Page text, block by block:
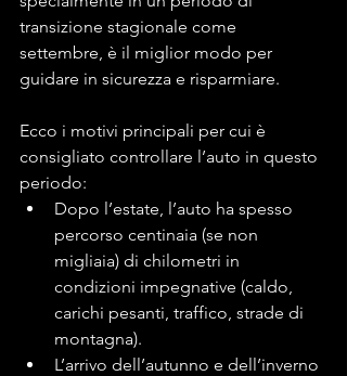
transizione stagionale come
settembre, è il miglior modo per
guidare in sicurezza e risparmiare.
Ecco i motivi principali per cui è
consigliato controllare l’auto in questo
periodo:
Dopo l’estate, l’auto ha spesso
percorso centinaia (se non
migliaia) di chilometri in
condizioni impegnative (caldo,
carichi pesanti, traffico, strade di
montagna).
L’arrivo dell’autunno e dell’inverno